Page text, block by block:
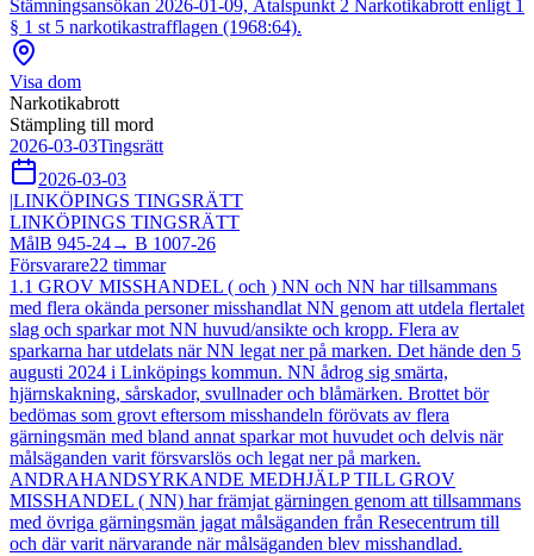
Stämningsansökan 2026-01-09, Åtalspunkt 2 Narkotikabrott enligt 1
§ 1 st 5 narkotikastrafflagen (1968:64).
Visa dom
Narkotikabrott
Stämpling till mord
2026-03-03Tingsrätt
2026-03-03
|LINKÖPINGS TINGSRÄTT
LINKÖPINGS TINGSRÄTT
MålB 945-24→ B 1007-26
Försvarare22 timmar
1.1 GROV MISSHANDEL ( och ) NN och NN har tillsammans
med flera okända personer misshandlat NN genom att utdela flertalet
slag och sparkar mot NN huvud/ansikte och kropp. Flera av
sparkarna har utdelats när NN legat ner på marken. Det hände den 5
augusti 2024 i Linköpings kommun. NN ådrog sig smärta,
hjärnskakning, sårskador, svullnader och blåmärken. Brottet bör
bedömas som grovt eftersom misshandeln förövats av flera
gärningsmän med bland annat sparkar mot huvudet och delvis när
målsäganden varit försvarslös och legat ner på marken.
ANDRAHANDSYRKANDE MEDHJÄLP TILL GROV
MISSHANDEL ( NN) har främjat gärningen genom att tillsammans
med övriga gärningsmän jagat målsäganden från Resecentrum till
och där varit närvarande när målsäganden blev misshandlad.